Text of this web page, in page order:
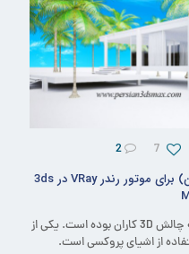
7
2
ساخت فایل پروکسی اشیا (جانشین) برای موتور رندر VRay در 3ds
بهینه سازی مدل سازی و رندر همیشه چالش 3D کاران بوده است. یکی از
از اشیای پروکسی است.